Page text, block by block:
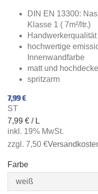
DIN EN 13300:
Klasse 1 ( 7m²/ltr.)
Handwerkerqualität
hochwertige
Innenwandfarbe
matt und
spritzarm
7,99 €
ST
7,99 € / L
inkl. 19% MwSt.
zzgl. 7,50 €
Farbe